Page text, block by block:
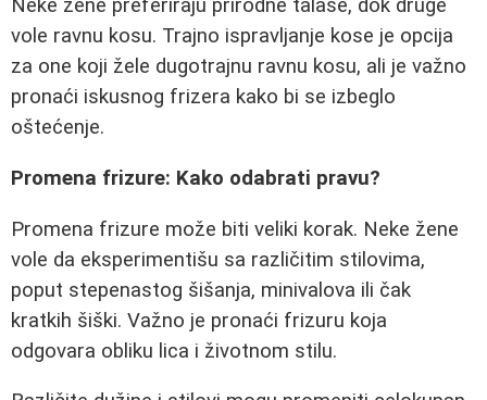
Neke žene preferiraju prirodne talase, dok druge
vole ravnu kosu. Trajno ispravljanje kose je opcija
za one koji žele dugotrajnu ravnu kosu, ali je važno
pronaći iskusnog frizera kako bi se izbeglo
oštećenje.
Promena frizure: Kako odabrati pravu?
Promena frizure može biti veliki korak. Neke žene
vole da eksperimentišu sa različitim stilovima,
poput stepenastog šišanja, minivalova ili čak
kratkih šiški. Važno je pronaći frizuru koja
odgovara obliku lica i životnom stilu.